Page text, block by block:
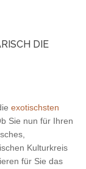
DIE
exotischsten
Sie nun für Ihren
Kulturkreis
für Sie das